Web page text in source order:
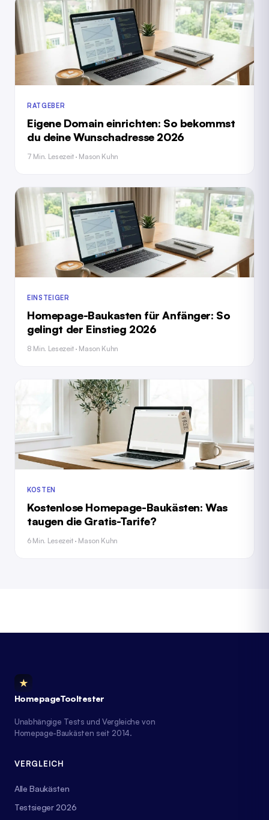
RATGEBER
Eigene Domain einrichten: So bekommst
du deine Wunschadresse 2026
7 Min. Lesezeit · Mason Kuhn
EINSTEIGER
Homepage-Baukasten für Anfänger: So
gelingt der Einstieg 2026
8 Min. Lesezeit · Mason Kuhn
KOSTEN
Kostenlose Homepage-Baukästen: Was
taugen die Gratis-Tarife?
6 Min. Lesezeit · Mason Kuhn
★
HomepageTooltester
Unabhängige Tests und Vergleiche von
Homepage-Baukästen seit 2014.
VERGLEICH
Alle Baukästen
Testsieger 2026